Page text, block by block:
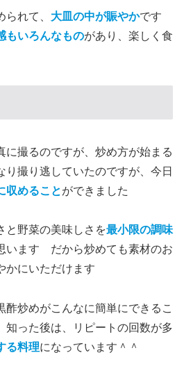
られて、 大皿の中が賑やかです
もいろんなものがあり、楽しく食
に撮るのですが、炒め方が始まる
り撮り逃していたのですが、今日
収めることができました
と野菜の美味しさを最小限の調味
います だから炒めても素材のお
かにいただけます
酢炒めがこんなに簡単にできるこ
知った後は、リピートの回数が多
る料理になっています＾＾